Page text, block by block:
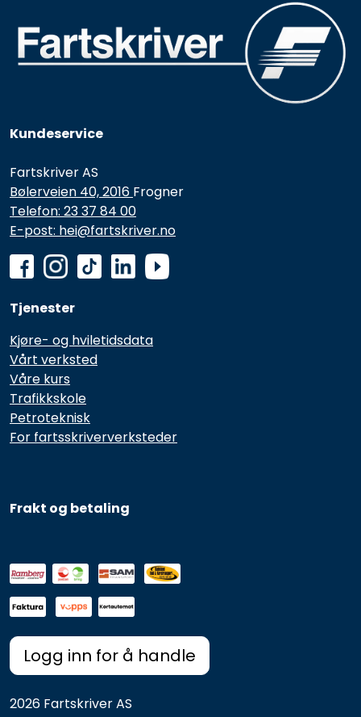
Logg inn for å handle
2026 Fartskriver AS
Frakt og betaling
Kundeservice
Fartskriver AS
Bølerveien 40, 2016 Frogner
Telefon: 23 37 84 00
E-post: hei@fartskriver.no
Tjenester
Kjøre- og hviletidsdata
Vårt verksted
Våre kurs
Trafikkskole
Petroteknisk
For fartsskriververksteder